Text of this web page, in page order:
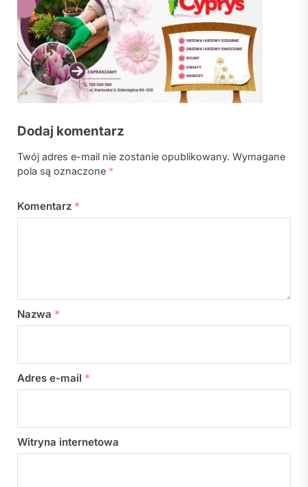
Dodaj komentarz
Twój adres e-mail nie zostanie opublikowany. Wymagane
pola są oznaczone *
Komentarz *
Nazwa *
Adres e-mail *
Witryna internetowa